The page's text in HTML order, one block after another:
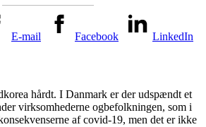
E-mail Facebook LinkedIn
hårdt. I Danmark er der udspændt et
virksomhederne ogbefolkningen, som i
af covid-19, men det er ikke